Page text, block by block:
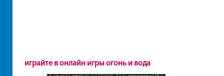
играйте в онлайн игры огонь и вода